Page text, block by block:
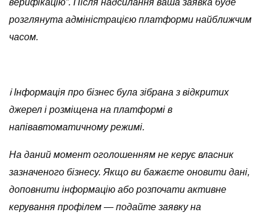
верифікацію”. Після надсилання ваша заявка буде
розглянута адміністрацією платформи найближчим
часом.
ℹ️ Інформація про бізнес була зібрана з відкритих
джерел і розміщена на платформі в
напівавтоматичному режимі.
На даний момент оголошенням не керує власник
зазначеного бізнесу. Якщо ви бажаєте оновити дані,
доповнити інформацію або розпочати активне
керування профілем — подайте заявку на